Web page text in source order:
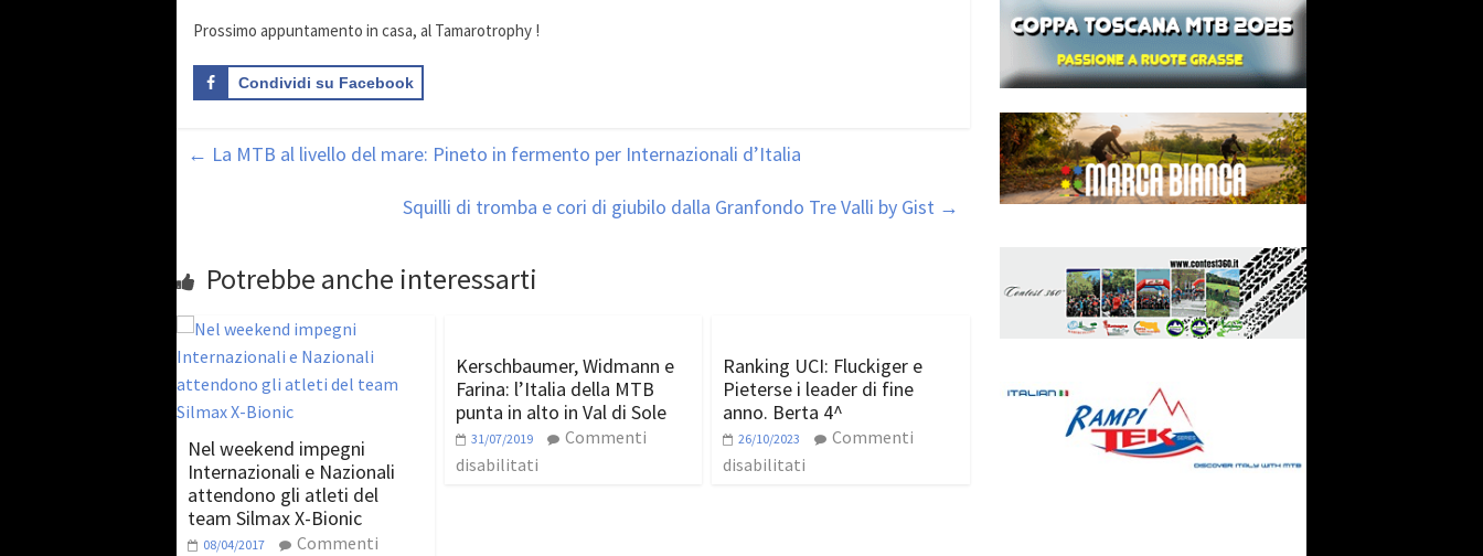
Prossimo appuntamento in casa, al Tamarotrophy !
Condividi su Facebook
← La MTB al livello del mare: Pineto in fermento per Internazionali d’Italia
Squilli di tromba e cori di giubilo dalla Granfondo Tre Valli by Gist →
Potrebbe anche interessarti
Nel weekend impegni
Internazionali e Nazionali
attendono gli atleti del
team Silmax X-Bionic
08/04/2017
Commenti
Kerschbaumer, Widmann e
Farina: l’Italia della MTB
punta in alto in Val di Sole
31/07/2019
Commenti
disabilitati
Ranking UCI: Fluckiger e
Pieterse i leader di fine
anno. Berta 4^
26/10/2023
Commenti
disabilitati